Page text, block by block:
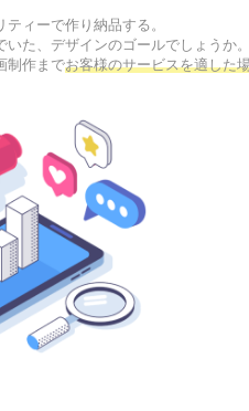
ィーで作り納品する。
た、デザインのゴールでしょうか
制作までお客様のサービスを適した